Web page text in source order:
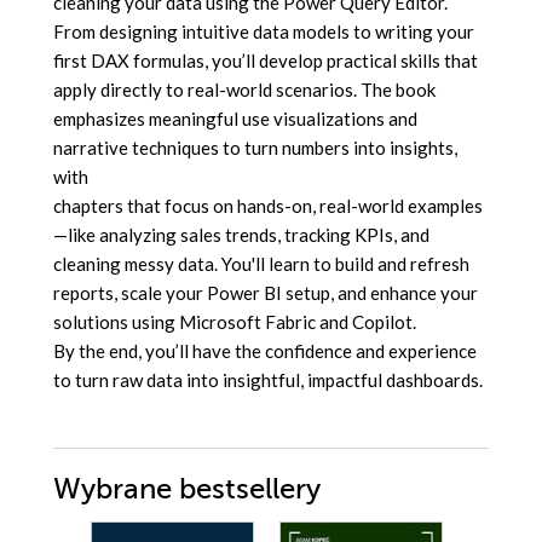
From designing intuitive data models to writing your
first DAX formulas, you’ll develop practical skills that
apply directly to real-world scenarios. The book
emphasizes meaningful use visualizations and
narrative techniques to turn numbers into insights,
with
chapters that focus on hands-on, real-world examples
—like analyzing sales trends, tracking KPIs, and
cleaning messy data. You'll learn to build and refresh
reports, scale your Power BI setup, and enhance your
solutions using Microsoft Fabric and Copilot.
By the end, you’ll have the confidence and experience
to turn raw data into insightful, impactful dashboards.
Wybrane bestsellery